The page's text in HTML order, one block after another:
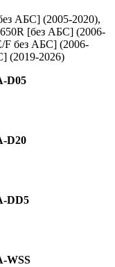
АБС] (2005-2020),
[без АБС] (2006-
F без АБС] (2006-
(2019-2026)
D05
D20
DD5
WSS